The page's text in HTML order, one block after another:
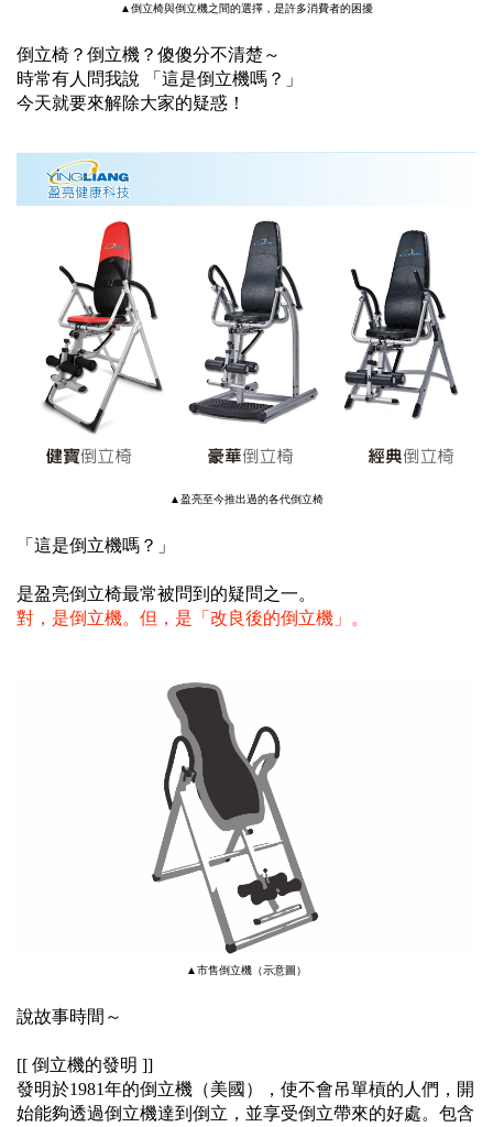
▲倒立椅與倒立機之間的選擇，是許多消費者的困擾
倒立椅？倒立機？傻傻分不清楚～
時常有人問我說 「這是倒立機嗎？」
今天就要來解除大家的疑惑！
▲盈亮至今推出過的各代倒立椅
「這是倒立機嗎？」
是盈亮倒立椅最常被問到的疑問之一。
對，是倒立機。但，是「改良後的倒立機」。
▲市售倒立機（示意圖）
說故事時間～
[[ 倒立機的發明 ]]
發明於1981年的倒立機（美國）， 使不會吊單槓的人們， 開
始能夠透過倒立機達到倒立，並享受倒立帶來的好處。 包含